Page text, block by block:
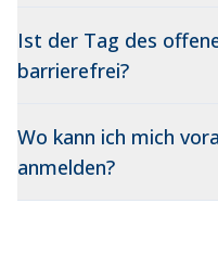
Ist der Tag des
barrierefrei?
Wo kann ich mich
anmelden?